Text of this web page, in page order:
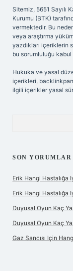
Sitemiz, 5651 Sayılı
Kurumu (BTK)
vermektedir. Bu
veya araştırma
yazdıkları içeriklerin
bu sorumluluğu kabul
Hukuka ve yasal
içerikleri,
ilgili içerikler yasal
SON YORUMLAR
Erik Hangi Hastalığa
Erik Hangi Hastalığa
Duyusal Oyun Kaç
Duyusal Oyun Kaç
Gaz Sancısı Için